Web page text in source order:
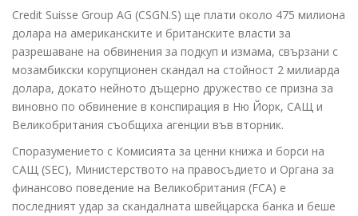
Credit Suisse Group AG (CSGN.S) ще плати около 475 милиона
долара на американските и британските власти за
разрешаване на обвинения за подкуп и измама, свързани с
мозамбикски корупционен скандал на стойност 2 милиарда
долара, докато нейното дъщерно дружество се призна за
виновно по обвинение в конспирация в Ню Йорк, САЩ и
Великобритания съобщиха агенции във вторник.
Споразумението с Комисията за ценни книжа и борси на
САЩ (SEC), Министерството на правосъдието и Органа за
финансово поведение на Великобритания (FCA) е
последният удар за скандалната швейцарска банка и беше